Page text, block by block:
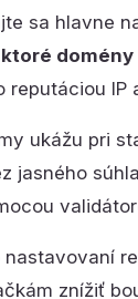
sa hlavne
ktoré
reputáciou IP
ukážu pri
jasného
znížiť